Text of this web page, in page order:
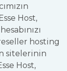
Host,
hosting
sitelerinin
Host,